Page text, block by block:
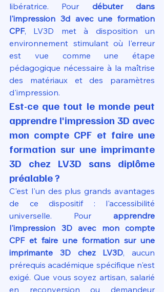
libératrice. Pour débuter dans
l'impression 3d avec une formation
CPF, LV3D met à disposition un
environnement stimulant où l'erreur
est vue comme une étape
pédagogique nécessaire à la maîtrise
des matériaux et des paramètres
d'impression.
Est-ce que tout le monde peut
apprendre l'impression 3D avec
mon compte CPF et faire une
formation sur une imprimante
3D chez LV3D sans diplôme
préalable ?
C'est l'un des plus grands avantages
de ce dispositif : l'accessibilité
universelle. Pour apprendre
l'impression 3D avec mon compte
CPF et faire une formation sur une
imprimante 3D chez LV3D, aucun
prérequis académique spécifique n'est
exigé. Que vous soyez artisan, salarié
en reconversion ou demandeur